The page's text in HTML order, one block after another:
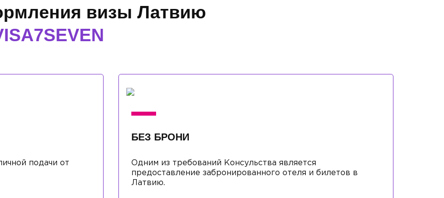
визы Латвию
подачи от
БЕЗ БРОНИ
Одним из требований Консульства является
предоставление забронированного отеля и билетов в
Латвию.